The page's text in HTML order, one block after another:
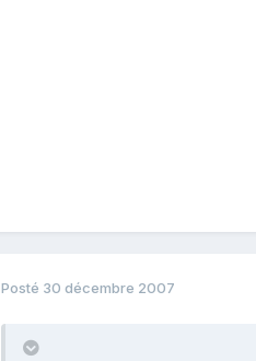
Posté 30 décembre 2007